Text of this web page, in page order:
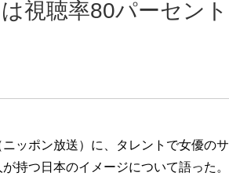
視聴率80パーセント
ッポン放送）に、タレントで女優のサ
持つ日本のイメージについて語った。